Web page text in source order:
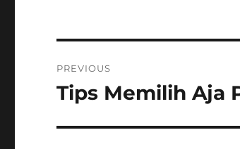
navigation
PREVIOUS
Previous
Tips Memilih Aja